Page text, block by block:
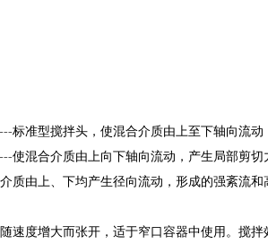
---标准型搅拌头，使混合介质由上至下轴向流动
---使混合介质由上向下轴向流动，产生局部剪切
质由上、下均产生径向流动，形成的强紊流
速度增大而张开，适于窄口容器中使用。搅